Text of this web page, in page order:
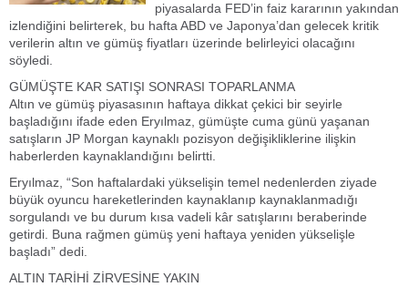
piyasalarda FED’in faiz kararının yakından
izlendiğini belirterek, bu hafta ABD ve Japonya’dan gelecek kritik
verilerin altın ve gümüş fiyatları üzerinde belirleyici olacağını
söyledi.
GÜMÜŞTE KAR SATIŞI SONRASI TOPARLANMA
Altın ve gümüş piyasasının haftaya dikkat çekici bir seyirle
başladığını ifade eden Eryılmaz, gümüşte cuma günü yaşanan
satışların JP Morgan kaynaklı pozisyon değişikliklerine ilişkin
haberlerden kaynaklandığını belirtti.
Eryılmaz, “Son haftalardaki yükselişin temel nedenlerden ziyade
büyük oyuncu hareketlerinden kaynaklanıp kaynaklanmadığı
sorgulandı ve bu durum kısa vadeli kâr satışlarını beraberinde
getirdi. Buna rağmen gümüş yeni haftaya yeniden yükselişle
başladı” dedi.
ALTIN TARİHİ ZİRVESİNE YAKIN